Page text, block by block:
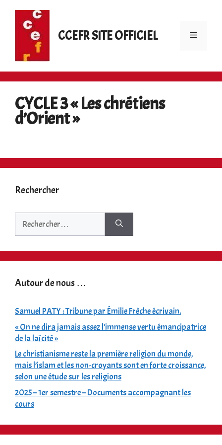
contenu
CCEFR SITE OFFICIEL Menu
CYCLE 3 « Les chrétiens
d’Orient »
Rechercher
Rechercher :
Autour de nous …
Samuel PATY : Tribune par Émilie Frèche écrivain.
« On ne dira jamais assez l’immense vertu émancipatrice
de la laïcité »
Le christianisme reste la première religion du monde,
mais l’islam et les non-croyants sont en forte croissance,
selon une étude sur les religions
2025 – 1er semestre – Documents accompagnant les
cours